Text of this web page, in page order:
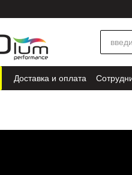
Доставка и оплата